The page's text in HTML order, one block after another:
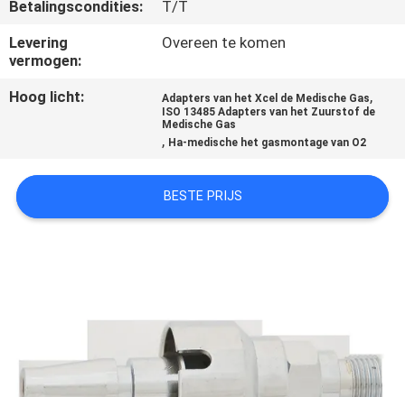
EEN
CITAAT
SITEMAP
PRIVACY
POLICY
Betalingscondities:
T/T
Levering
vermogen:
Overeen te komen
Hoog licht: Adapters van het Xcel de Medische Gas,
ISO 13485 Adapters van het Zuurstof de
Medische Gas
, Ha-medische het gasmontage van O2
BESTE PRIJS